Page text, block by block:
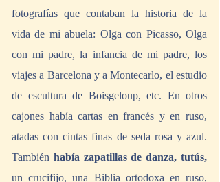
fotografías que contaban la historia de la
vida de mi abuela: Olga con Picasso, Olga
con mi padre, la infancia de mi padre, los
viajes a Barcelona y a Montecarlo, el estudio
de escultura de Boisgeloup, etc. En otros
cajones había cartas en francés y en ruso,
atadas con cintas finas de seda rosa y azul.
También
un crucifijo, una Biblia ortodoxa en ruso,